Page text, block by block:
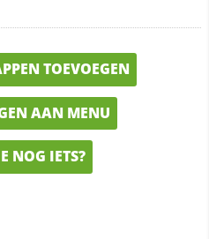
TOEVOEGEN
AAN MENU
NOG IETS?